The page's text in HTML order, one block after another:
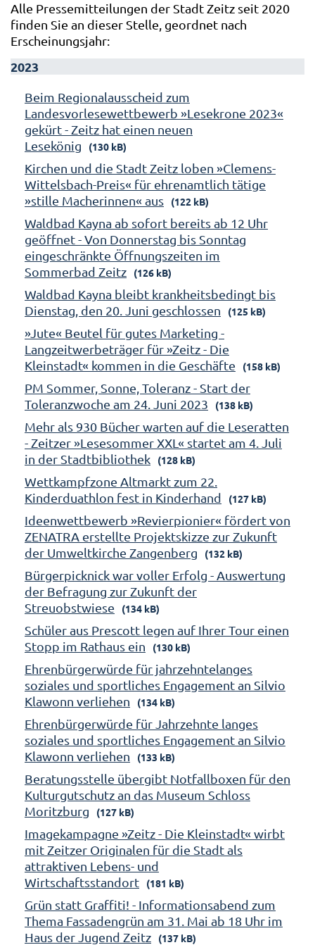
Alle Pressemitteilungen der Stadt Zeitz seit 2020
finden Sie an dieser Stelle, geordnet nach
Erscheinungsjahr:
2023
Beim Regionalausscheid zum
Landesvorlesewettbewerb »Lesekrone 2023«
gekürt - Zeitz hat einen neuen
Lesekönig
(130 kB)
Kirchen und die Stadt Zeitz loben »Clemens-
Wittelsbach-Preis« für ehrenamtlich tätige
»stille Macherinnen« aus
(122 kB)
Waldbad Kayna ab sofort bereits ab 12 Uhr
geöffnet - Von Donnerstag bis Sonntag
eingeschränkte Öffnungszeiten im
Sommerbad Zeitz
(126 kB)
Waldbad Kayna bleibt krankheitsbedingt bis
Dienstag, den 20. Juni geschlossen
(125 kB)
»Jute« Beutel für gutes Marketing -
Langzeitwerbeträger für »Zeitz - Die
Kleinstadt« kommen in die Geschäfte
(158 kB)
PM Sommer, Sonne, Toleranz - Start der
Toleranzwoche am 24. Juni 2023
(138 kB)
Mehr als 930 Bücher warten auf die Leseratten
- Zeitzer »Lesesommer XXL« startet am 4. Juli
in der Stadtbibliothek
(128 kB)
Wettkampfzone Altmarkt zum 22.
Kinderduathlon fest in Kinderhand
(127 kB)
Ideenwettbewerb »Revierpionier« fördert von
ZENATRA erstellte Projektskizze zur Zukunft
der Umweltkirche Zangenberg
(132 kB)
Bürgerpicknick war voller Erfolg - Auswertung
der Befragung zur Zukunft der
Streuobstwiese
(134 kB)
Schüler aus Prescott legen auf Ihrer Tour einen
Stopp im Rathaus ein
(130 kB)
Ehrenbürgerwürde für jahrzehntelanges
soziales und sportliches Engagement an Silvio
Klawonn verliehen
(134 kB)
Ehrenbürgerwürde für Jahrzehnte langes
soziales und sportliches Engagement an Silvio
Klawonn verliehen
(133 kB)
Beratungsstelle übergibt Notfallboxen für den
Kulturgutschutz an das Museum Schloss
Moritzburg
(127 kB)
Imagekampagne »Zeitz - Die Kleinstadt« wirbt
mit Zeitzer Originalen für die Stadt als
attraktiven Lebens- und
Wirtschaftsstandort
(181 kB)
Grün statt Graffiti! - Informationsabend zum
Thema Fassadengrün am 31. Mai ab 18 Uhr im
Haus der Jugend Zeitz
(137 kB)